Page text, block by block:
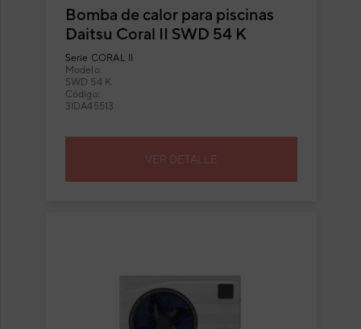
Bomba de calor para piscinas
Daitsu Coral II SWD 54 K
Serie CORAL II
Modelo:
SWD 54 K
Código:
3IDA45513
VER DETALLE